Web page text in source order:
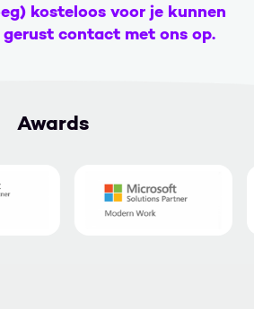
kosteloos voor je kunnen
gerust contact met ons op.
Awards